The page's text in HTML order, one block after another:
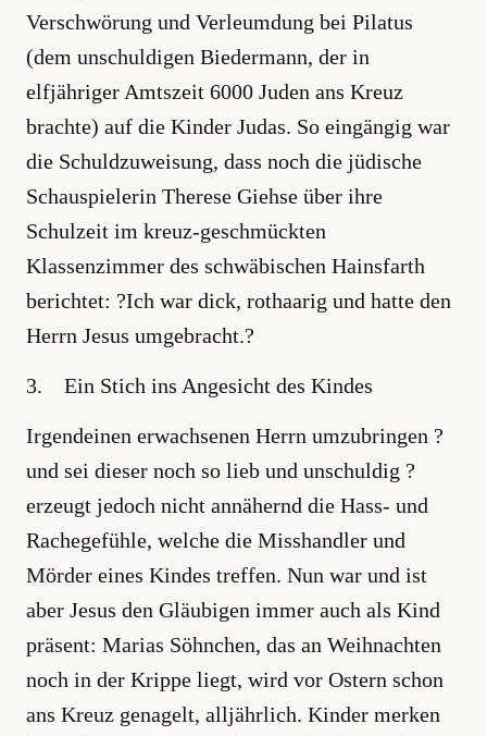
Verschwörung und Verleumdung bei Pilatus
(dem unschuldigen Biedermann, der in
elfjähriger Amtszeit 6000 Juden ans Kreuz
brachte) auf die Kinder Judas. So eingängig war
die Schuldzuweisung, dass noch die jüdische
Schauspielerin Therese Giehse über ihre
Schulzeit im kreuz-geschmückten
Klassenzimmer des schwäbischen Hainsfarth
berichtet: ?Ich war dick, rothaarig und hatte den
Herrn Jesus umgebracht.?
3. Ein Stich ins Angesicht des Kindes
Irgendeinen erwachsenen Herrn umzubringen ?
und sei dieser noch so lieb und unschuldig ?
erzeugt jedoch nicht annähernd die Hass- und
Rachegefühle, welche die Misshandler und
Mörder eines Kindes treffen. Nun war und ist
aber Jesus den Gläubigen immer auch als Kind
präsent: Marias Söhnchen, das an Weihnachten
noch in der Krippe liegt, wird vor Ostern schon
ans Kreuz genagelt, alljährlich. Kinder merken